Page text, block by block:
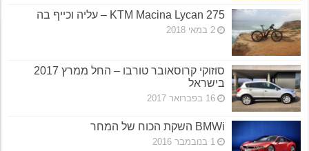
KTM Macina Lycan 275 – עליה וכייף בה
2 במאי 2018
סוזוקי קרוסאובר טורבו – החל ממרץ 2017
בישראל
16 בפברואר 2017
BMWi השקת הכוח של המחר
1 בנובמבר 2016